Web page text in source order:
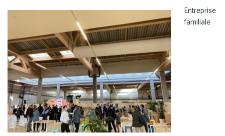
Entreprise
familiale